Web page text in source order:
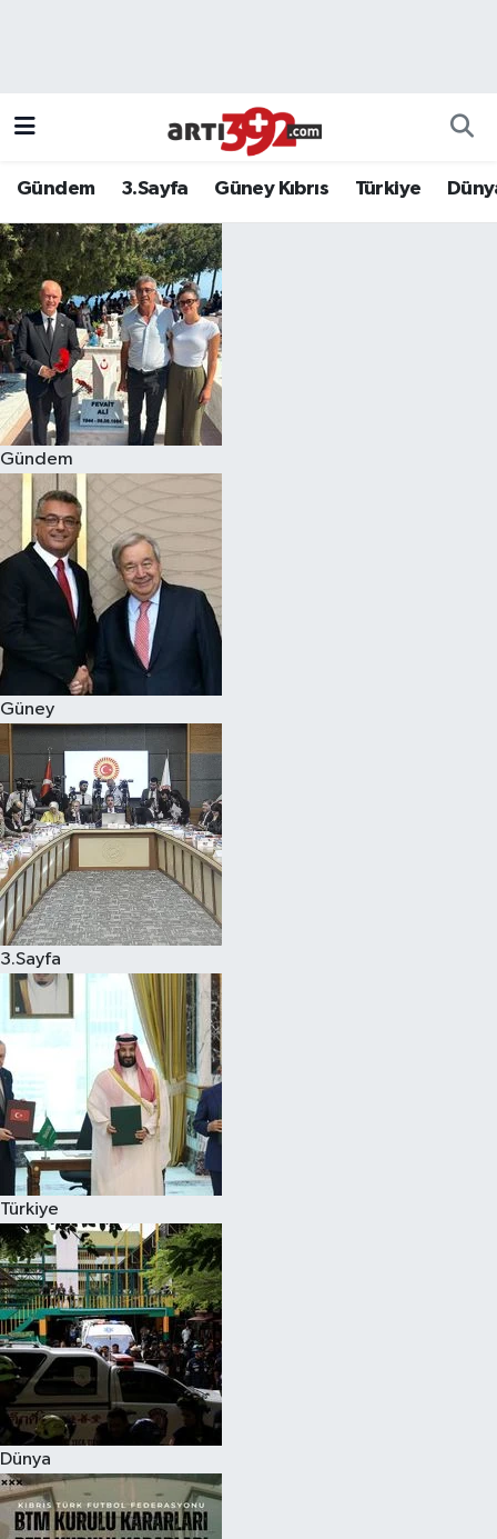
Gündem 3.Sayfa Güney Kıbrıs Türkiye
Gündem
Güney
3.Sayfa
Türkiye
Dünya